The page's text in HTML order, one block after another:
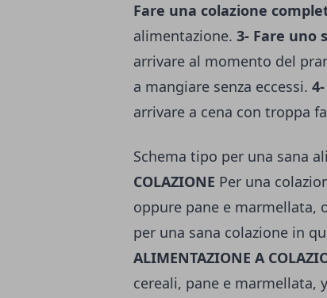
Fare una colazione
alimentazione. 3- Fare uno
arrivare al momento del
a mangiare senza eccessi.
arrivare a cena con troppa
Schema tipo per una sana
COLAZIONE Per una
oppure pane e marmellata,
per una sana colazione in
ALIMENTAZIONE A
cereali, pane e marmellata,